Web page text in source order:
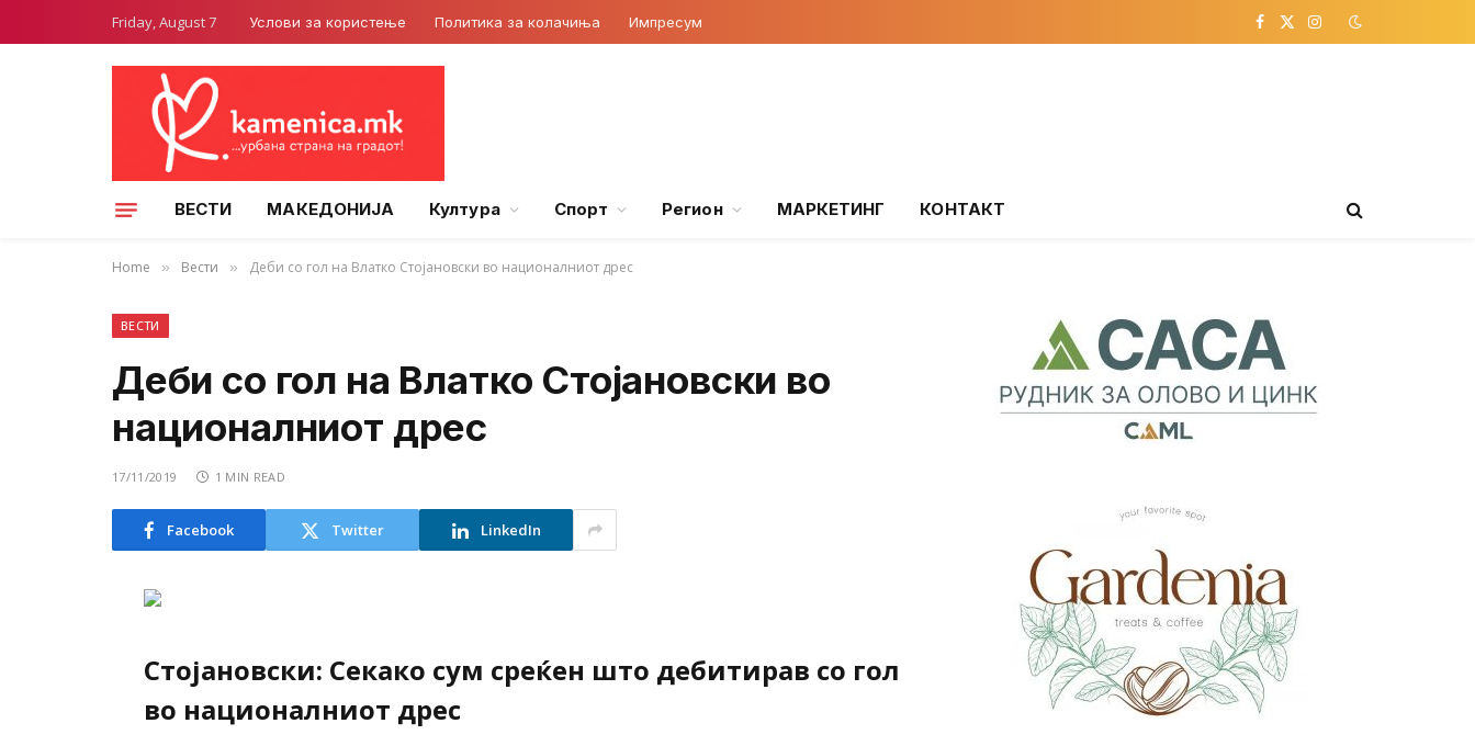
Friday, August 7 Услови за користење Политика за колачиња Импресум Facebook
X
Instagram
ВЕСТИ МАКЕДОНИЈА Култура Спорт Регион МАРКЕТИНГ КОНТАКТ
Home » Вести » Деби со гол на Влатко Стојановски во националниот дрес
ВЕСТИ
Деби со гол на Влатко Стојановски во
националниот дрес
17/11/2019 1 MIN READ
Facebook Twitter LinkedIn
Стојановски: Секако сум среќен што дебитирав со гол
во националниот дрес